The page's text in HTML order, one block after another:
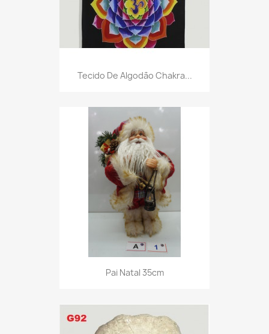
Tecido De Algodão Chakra...
Pai Natal 35cm